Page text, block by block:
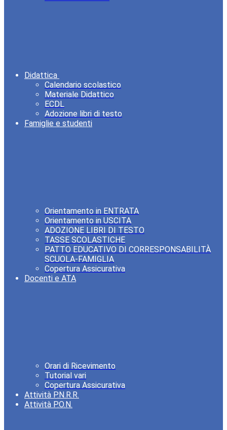
Didattica
Calendario scolastico
Materiale Didattico
ECDL
Adozione libri di testo
Famiglie e studenti
Orientamento in ENTRATA
Orientamento in USCITA
ADOZIONE LIBRI DI TESTO
TASSE SCOLASTICHE
PATTO EDUCATIVO DI CORRESPONSABILITÀ
SCUOLA-FAMIGLIA
Copertura Assicurativa
Docenti e ATA
Orari di Ricevimento
Tutorial vari
Copertura Assicurativa
Attività P.N.R.R.
Attività P.O.N.